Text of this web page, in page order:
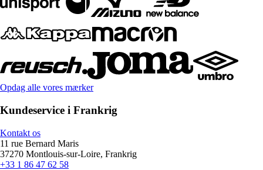
Opdag alle vores mærker
Kundeservice i Frankrig
Kontakt os
11 rue Bernard Maris
37270 Montlouis-sur-Loire, Frankrig
+33 1 86 47 62 58